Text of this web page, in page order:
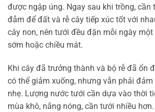
được ngập úng. Ngay sau khi trồng,
đẫm để đất và rễ cây tiếp xúc tốt với
cây non, nên tưới đều đặn mỗi ngày
sớm hoặc chiều mát.
Khi cây đã trưởng thành và bộ rễ đã ổn
có thể giảm xuống, nhưng vẫn phải
nhẹ. Lượng nước tưới cần dựa vào thời
mùa khô, nắng nóng, cần tưới nhiều